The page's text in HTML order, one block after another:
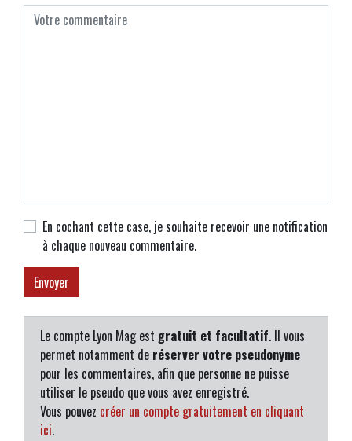
En cochant cette case, je souhaite recevoir une notification
à chaque nouveau commentaire.
Le compte Lyon Mag est gratuit et facultatif. Il vous
permet notamment de réserver votre pseudonyme
pour les commentaires, afin que personne ne puisse
utiliser le pseudo que vous avez enregistré.
Vous pouvez créer un compte gratuitement en cliquant
ici.